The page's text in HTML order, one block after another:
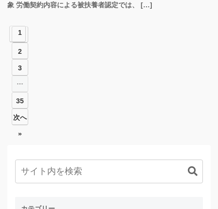
象 労働契約内容による被扶養者認定では、 […]
1
2
3
…
35
次へ
»